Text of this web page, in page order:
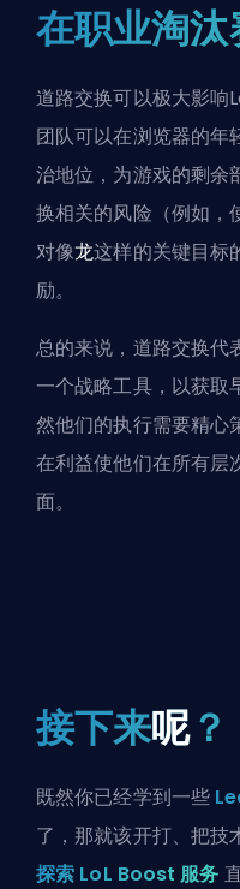
在职业淘
道路交换可以极大影响
团队可以在浏览器的年
治地位，为游戏的剩余
换相关的风险（例如，
对像龙这样的关键目标
励。
总的来说，道路交换代
一个战略工具，以获取
然他们的执行需要精心
在利益使他们在所有层
面。
接下来呢？
既然你已经学到一些
了，那就该开打、把技
探索 LoL Boost 服务